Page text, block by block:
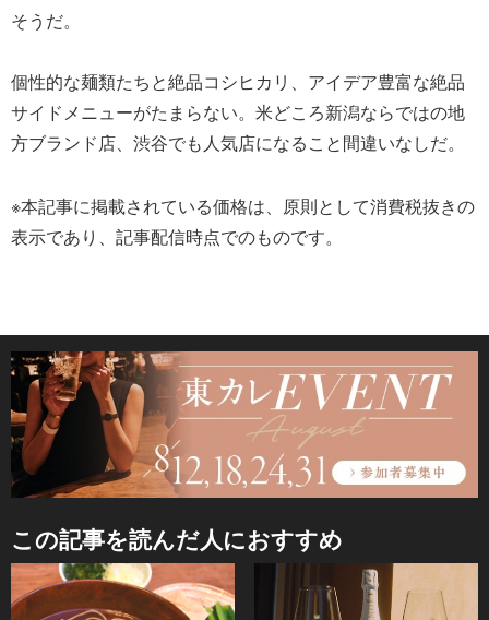
そうだ。
個性的な麺類たちと絶品コシヒカリ、アイデア豊富な絶品
サイドメニューがたまらない。米どころ新潟ならではの地
方ブランド店、渋谷でも人気店になること間違いなしだ。
※本記事に掲載されている価格は、原則として消費税抜きの
表示であり、記事配信時点でのものです。
この記事を読んだ人におすすめ